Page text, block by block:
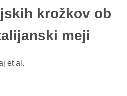
krožkov ob
meji
et al.